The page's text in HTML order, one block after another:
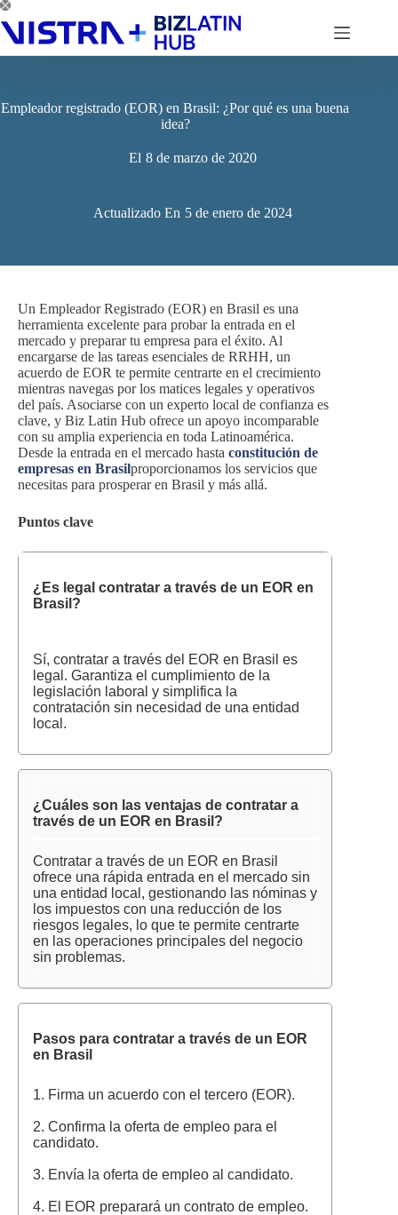
Saltar
al
contenido
Empleador registrado (EOR) en Brasil: ¿Por qué es una buena
idea?
El 8 de marzo de 2020
Actualizado En 5 de enero de 2024
Un Empleador Registrado (EOR) en Brasil es una
herramienta excelente para probar la entrada en el
mercado y preparar tu empresa para el éxito. Al
encargarse de las tareas esenciales de RRHH, un
acuerdo de EOR te permite centrarte en el crecimiento
mientras navegas por los matices legales y operativos
del país. Asociarse con un experto local de confianza es
clave, y Biz Latin Hub ofrece un apoyo incomparable
con su amplia experiencia en toda Latinoamérica.
Desde la entrada en el mercado hasta constitución de
empresas en Brasilproporcionamos los servicios que
necesitas para prosperar en Brasil y más allá.
Puntos clave
¿Es legal contratar a través de un EOR en
Brasil?
Sí, contratar a través del EOR en Brasil es
legal. Garantiza el cumplimiento de la
legislación laboral y simplifica la
contratación sin necesidad de una entidad
local.
¿Cuáles son las ventajas de contratar a
través de un EOR en Brasil?
Contratar a través de un EOR en Brasil
ofrece una rápida entrada en el mercado sin
una entidad local, gestionando las nóminas y
los impuestos con una reducción de los
riesgos legales, lo que te permite centrarte
en las operaciones principales del negocio
sin problemas.
Pasos para contratar a través de un EOR
en Brasil
1. Firma un acuerdo con el tercero (EOR).
2. Confirma la oferta de empleo para el
candidato.
3. Envía la oferta de empleo al candidato.
4. El EOR preparará un contrato de empleo.